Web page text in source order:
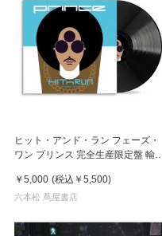
ヒット・アンド・ラン フェーズ・
ワン プリンス 完全生産限定盤 輸入
￥5,000 (税込 ￥5,500)
六本松 蔦屋書店